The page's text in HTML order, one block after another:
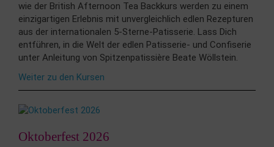
wie der British Afternoon Tea Backkurs werden zu einem
einzigartigen Erlebnis mit unvergleichlich edlen Rezepturen
aus der internationalen 5-Sterne-Patisserie. Lass Dich
entführen, in die Welt der edlen Patisserie- und Confiserie
unter Anleitung von Spitzenpatissière Beate Wöllstein.
Weiter zu den Kursen
Oktoberfest 2026